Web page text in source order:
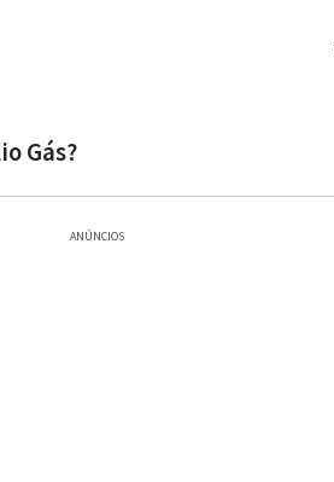
Gás?
ANÚNCIOS